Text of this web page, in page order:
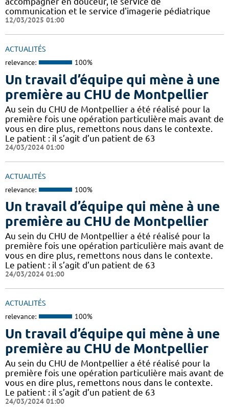
communication et le service d'imagerie pédiatrique
12/03/2025 01:00
ACTUALITÉS
relevance: 100%
Un travail d’équipe qui mène à une
première au CHU de Montpellier
Au sein du CHU de Montpellier a été réalisé pour la
première fois une opération particulière mais avant de
vous en dire plus, remettons nous dans le contexte.
Le patient : il s’agit d’un patient de 63
24/03/2024 01:00
ACTUALITÉS
relevance: 100%
Un travail d’équipe qui mène à une
première au CHU de Montpellier
Au sein du CHU de Montpellier a été réalisé pour la
première fois une opération particulière mais avant de
vous en dire plus, remettons nous dans le contexte.
Le patient : il s’agit d’un patient de 63
24/03/2024 01:00
ACTUALITÉS
relevance: 100%
Un travail d’équipe qui mène à une
première au CHU de Montpellier
Au sein du CHU de Montpellier a été réalisé pour la
première fois une opération particulière mais avant de
vous en dire plus, remettons nous dans le contexte.
Le patient : il s’agit d’un patient de 63
24/03/2024 01:00